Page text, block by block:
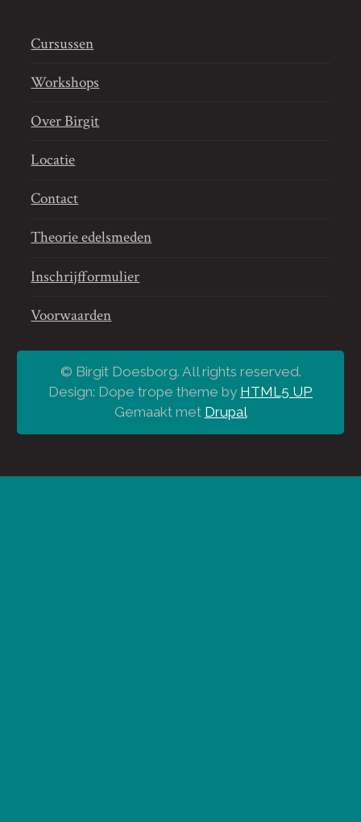
Cursussen
Workshops
Over Birgit
Locatie
Contact
Theorie edelsmeden
Inschrijfformulier
Voorwaarden
© Birgit Doesborg. All rights reserved.
Design: Dope trope theme by HTML5 UP
Gemaakt met Drupal